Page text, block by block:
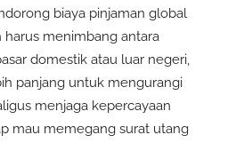
biaya pinjaman global
menimbang antara
domestik atau luar negeri,
panjang untuk mengurangi
menjaga kepercayaan
mau memegang surat utang